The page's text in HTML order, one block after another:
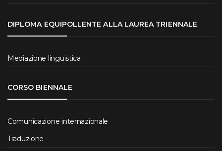
DIPLOMA EQUIPOLLENTE ALLA LAUREA TRIENNALE
Mediazione linguistica
CORSO BIENNALE
Comunicazione internazionale
Traduzione